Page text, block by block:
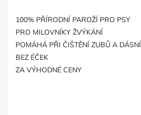
100% PŘÍRODNÍ PAROŽÍ PRO PSY
PRO MILOVNÍKY ŽVÝKÁNÍ
POMÁHÁ PŘI ČIŠTĚNÍ ZUBŮ A DÁSNÍ
BEZ ÉČEK
ZA VÝHODNÉ CENY